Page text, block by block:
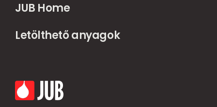
JUB Home
Letölthető anyagok